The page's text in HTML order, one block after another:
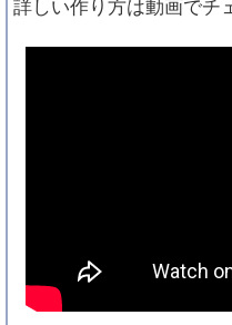
詳しい作り方は動画でチ